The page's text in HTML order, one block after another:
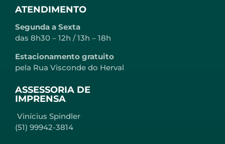
ATENDIMENTO
Segunda a Sexta
das 8h30 – 12h / 13h – 18h
Estacionamento gratuito
pela Rua Visconde do Herval
ASSESSORIA DE
IMPRENSA
Vinícius Spindler
(51) 99942-3814